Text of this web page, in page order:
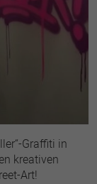
Graffiti in
kreativen
Art!